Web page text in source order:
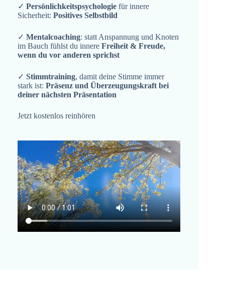
✓ Persönlichkeitspsychologie für innere
Sicherheit: Positives Selbstbild
✓ Mentalcoaching: statt Anspannung und Knoten
im Bauch fühlst du innere Freiheit & Freude,
wenn du vor anderen sprichst
✓ Stimmtraining, damit deine Stimme immer
stark ist: Präsenz und Überzeugungskraft bei
deiner nächsten Präsentation
Jetzt kostenlos reinhören